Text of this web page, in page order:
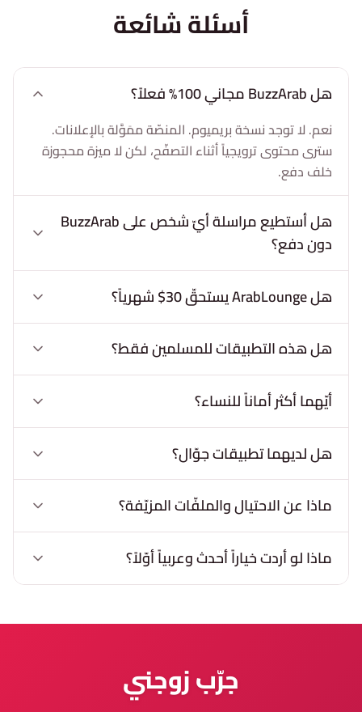
أسئلة شائعة
هل BuzzArab مجاني 100% فعلاً؟
نعم. لا توجد نسخة بريميوم. المنصّة ممَوَّلة بالإعلانات.
سترى محتوى ترويجياً أثناء التصفّح، لكن لا ميزة محجوزة
خلف دفع.
هل أستطيع مراسلة أيّ شخص على BuzzArab
دون دفع؟
هل ArabLounge يستحقّ 30$ شهرياً؟
هل هذه التطبيقات للمسلمين فقط؟
أيّهما أكثر أماناً للنساء؟
هل لديهما تطبيقات جوّال؟
ماذا عن الاحتيال والملفّات المزيّفة؟
ماذا لو أردت خياراً أحدث وعربياً أوّلاً؟
جرّب زوجني